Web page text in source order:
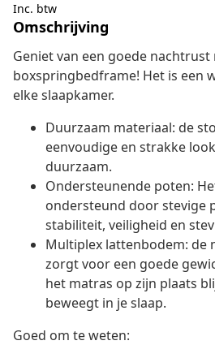
Inc. btw
Omschrijving
Geniet van een goede
boxspringbedframe! Het is een
elke slaapkamer.
Duurzaam materiaal: de
eenvoudige en strakke
duurzaam.
Ondersteunende poten:
ondersteund door stevige
stabiliteit, veiligheid en
Multiplex lattenbodem: de
zorgt voor een goede
het matras op zijn plaats
beweegt in je slaap.
Goed om te weten: